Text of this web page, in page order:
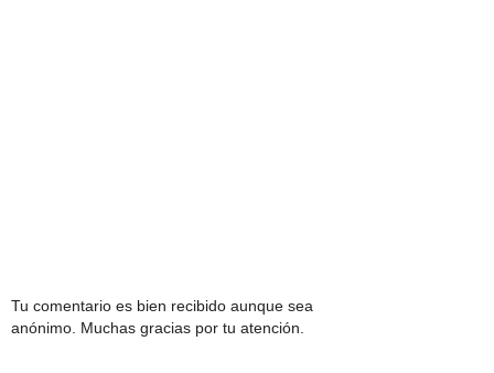
Tu comentario es bien recibido aunque sea
anónimo. Muchas gracias por tu atención.